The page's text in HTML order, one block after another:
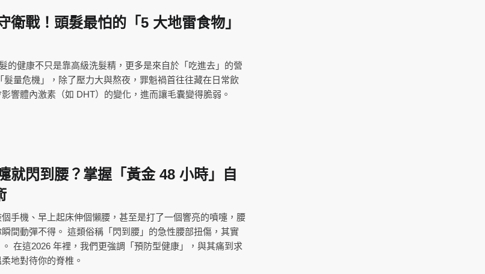
衛戰！頭髮最怕的「5 大地雷食物」
的健康不只是靠高級洗髮精，更多是來自於「吃進去」的營
量危機」，除了壓力大與熬夜，罪魁禍首往往藏在日常飲
響體內激素（如 DHT）的變化，進而讓毛囊變得脆弱。
就閃到腰？掌握「黃金 48 小時」自
手機、早上起床伸個懶腰，甚至是打了一個響亮的噴嚏，腰
間動彈不得。 這類俗稱「閃到腰」的急性腰部扭傷，其實
在這2026 年裡，我們更強調「預防型健康」，與其痛到求
地對待你的脊椎。